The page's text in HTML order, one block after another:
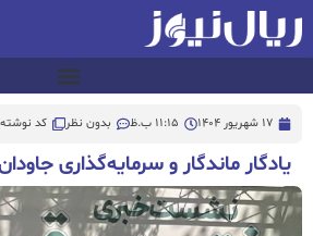
17 شهریور 1404 11:15 ب.ظ بدون نظر کد نوشته:
یادگار ماندگار و سرمایه‌گذاری